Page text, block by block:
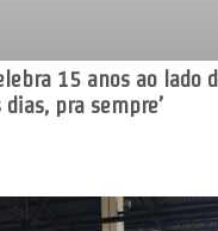
15 anos ao lado
dias, pra sempre’